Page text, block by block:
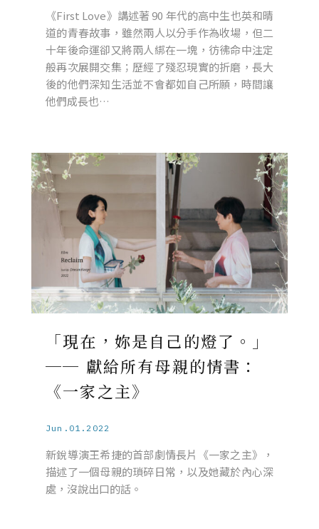
《First Love》講述著 90 年代的高中生也英和晴
道的青春故事，雖然兩人以分手作為收場，但二
十年後命運卻又將兩人綁在一塊，彷彿命中注定
般再次展開交集；歷經了殘忍現實的折磨，長大
後的他們深知生活並不會都如自己所願，時間讓
他們成長也…
「現在，妳是自己的燈了。」
── 獻給所有母親的情書：
《一家之主》
Jun.01.2022
新銳導演王希捷的首部劇情長片《一家之主》，
描述了一個母親的瑣碎日常，以及她藏於內心深
處，沒說出口的話。